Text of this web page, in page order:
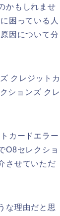
かもしれませ
困っている人
因について分
クレジットカ
ションズ クレ
カードエラー
O8セレクショ
させていただ
な理由だと思